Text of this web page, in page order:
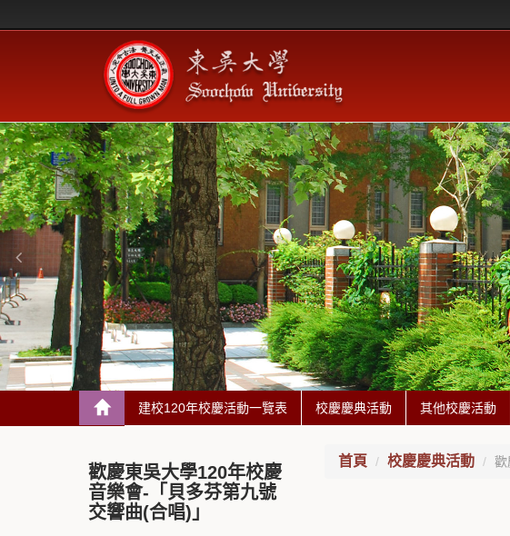
建校120年校慶活動一覽表 校慶慶典活動 其他校慶活動
首頁 校慶慶典活動 歡
歡慶東吳大學120年校慶
音樂會-「貝多芬第九號
交響曲(合唱)」